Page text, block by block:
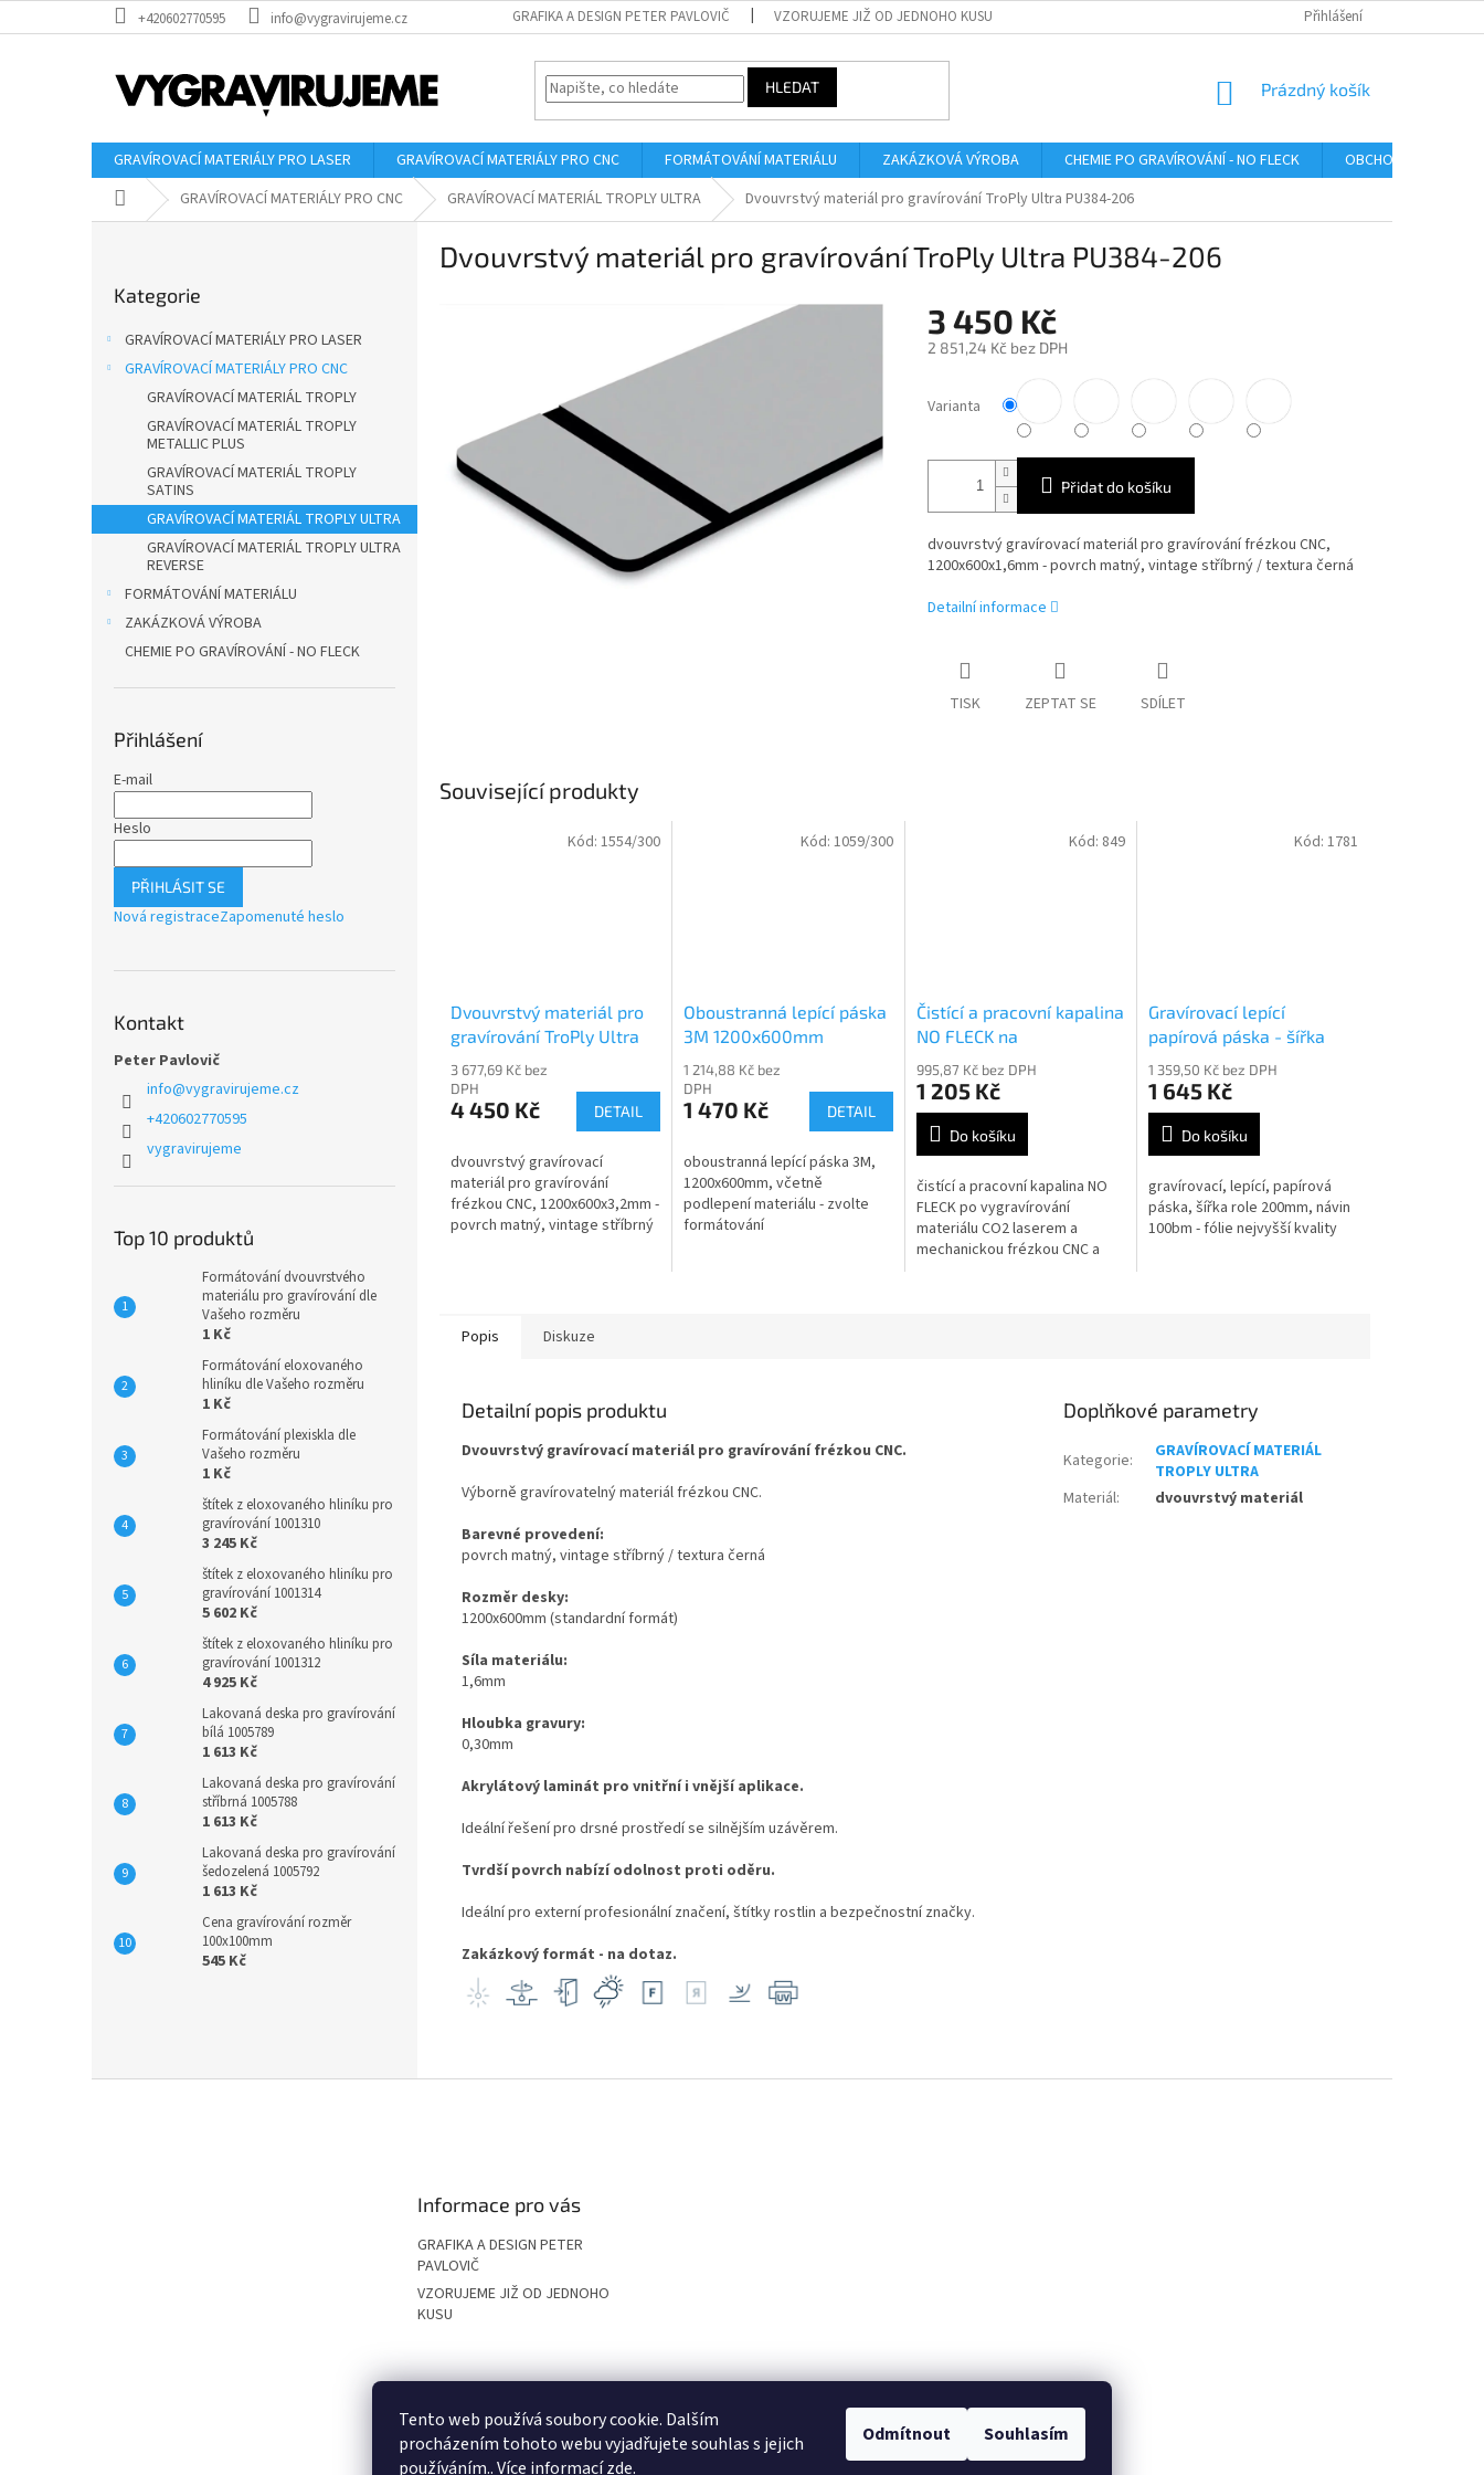
Tento web používá soubory cookie. Dalším
procházením tohoto webu vyjadřujete souhlas s jejich
používáním.. Více informacízde.
Odmítnout Souhlasím
na
+420602770595 info@vygravirujeme.cz GRAFIKA A DESIGN PETER PAVLOVIČ VZORUJEME JIŽ OD JEDNOHO KUSU Přihlášení
HLEDAT
NÁKUPNÍ
Prázdný košík
GRAVÍROVACÍ MATERIÁLY PRO LASER GRAVÍROVACÍ MATERIÁLY PRO CNC FORMÁTOVÁNÍ MATERIÁLU ZAKÁZKOVÁ VÝROBA CHEMIE PO GRAVÍROVÁNÍ - NO FLECK
OBCHODNÍ
Domů GRAVÍROVACÍ MATERIÁLY PRO CNC GRAVÍROVACÍ MATERIÁL TROPLY ULTRA Dvouvrstvý materiál pro gravírování TroPly Ultra PU384-206
n
kategorie
Kategorie
GRAVÍROVACÍ MATERIÁLY PRO LASER
GRAVÍROVACÍ MATERIÁLY PRO CNC
GRAVÍROVACÍ MATERIÁL TROPLY
GRAVÍROVACÍ MATERIÁL TROPLY
METALLIC PLUS
GRAVÍROVACÍ MATERIÁL TROPLY
SATINS
GRAVÍROVACÍ MATERIÁL TROPLY ULTRA
GRAVÍROVACÍ MATERIÁL TROPLY ULTRA
REVERSE
FORMÁTOVÁNÍ MATERIÁLU
ZAKÁZKOVÁ VÝROBA
CHEMIE PO GRAVÍROVÁNÍ - NO FLECK
Přihlášení
E-mail
Heslo
PŘIHLÁSIT SE
Nová registraceZapomenuté heslo
Kontakt
Peter Pavlovič
info@vygravirujeme.cz
+420602770595
vygravirujeme
Top 10 produktů
Formátování dvouvrstvého
materiálu pro gravírování dle
Vašeho rozměru
1 Kč
Formátování eloxovaného
hliníku dle Vašeho rozměru
1 Kč
Formátování plexiskla dle
Vašeho rozměru
1 Kč
štítek z eloxovaného hliníku pro
gravírování 1001310
3 245 Kč
štítek z eloxovaného hliníku pro
gravírování 1001314
5 602 Kč
štítek z eloxovaného hliníku pro
gravírování 1001312
4 925 Kč
Lakovaná deska pro gravírování
bílá 1005789
1 613 Kč
Lakovaná deska pro gravírování
stříbrná 1005788
1 613 Kč
Lakovaná deska pro gravírování
šedozelená 1005792
1 613 Kč
Cena gravírování rozměr
100x100mm
545 Kč
Dvouvrstvý materiál pro gravírování TroPly Ultra PU384-206
3 450 Kč
2 851,24 Kč bez DPH
cena:
Varianta
Přidat do košíku
dvouvrstvý gravírovací materiál pro gravírování frézkou CNC,
1200x600x1,6mm - povrch matný, vintage stříbrný / textura černá
Detailní informace
TISK ZEPTAT SE SDÍLET
Související produkty
Dvouvrstvý materiál pro
gravírování TroPly Ultra
PU384-209
3 677,69 Kč bez
DPH
4 450 Kč DETAIL
dvouvrstvý gravírovací
materiál pro gravírování
frézkou CNC, 1200x600x3,2mm -
povrch matný, vintage stříbrný
Kód: 1554/300
Oboustranná lepící páska
3M 1200x600mm
1 214,88 Kč bez
DPH
1 470 Kč DETAIL
oboustranná lepící páska 3M,
1200x600mm, včetně
podlepení materiálu - zvolte
formátování
Kód: 1059/300
Čistící a pracovní kapalina
NO FLECK na
odgravírovaný materiál
995,87 Kč bez DPH
1 205 Kč
Do košíku
čistící a pracovní kapalina NO
FLECK po vygravírování
materiálu CO2 laserem a
mechanickou frézkou CNC a
Kód: 849
Gravírovací lepící
papírová páska - šířka
role 20cm návin 100bm
1 359,50 Kč bez DPH
1 645 Kč
Do košíku
gravírovací, lepící, papírová
páska, šířka role 200mm, návin
100bm - fólie nejvyšší kvality
Kód: 1781
Popis Diskuze
Detailní popis produktu
Dvouvrstvý gravírovací materiál pro gravírování frézkou CNC.
Výborně gravírovatelný materiál frézkou CNC.
Barevné provedení:
povrch matný, vintage stříbrný / textura černá
Rozměr desky:
1200x600mm (standardní formát)
Síla materiálu:
1,6mm
Hloubka gravury:
0,30mm
Akrylátový laminát pro vnitřní i vnější aplikace.
Ideální řešení pro drsné prostředí se silnějším uzávěrem.
Tvrdší povrch nabízí odolnost proti oděru.
Ideální pro externí profesionální značení, štítky rostlin a bezpečnostní značky.
Zakázkový formát - na dotaz.
Doplňkové parametry
Kategorie:
GRAVÍROVACÍ MATERIÁL
TROPLY ULTRA
Materiál: dvouvrstvý materiál
Informace pro vás
GRAFIKA A DESIGN PETER
PAVLOVIČ
VZORUJEME JIŽ OD JEDNOHO
KUSU